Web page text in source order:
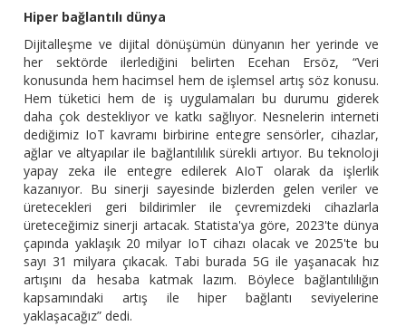
Hiper bağlantılı dünya
Dijitalleşme ve dijital dönüşümün dünyanın her yerinde ve
her sektörde ilerlediğini belirten Ecehan Ersöz, “Veri
konusunda hem hacimsel hem de işlemsel artış söz konusu.
Hem tüketici hem de iş uygulamaları bu durumu giderek
daha çok destekliyor ve katkı sağlıyor. Nesnelerin interneti
dediğimiz IoT kavramı birbirine entegre sensörler, cihazlar,
ağlar ve altyapılar ile bağlantılılık sürekli artıyor. Bu teknoloji
yapay zeka ile entegre edilerek AIoT olarak da işlerlik
kazanıyor. Bu sinerji sayesinde bizlerden gelen veriler ve
üretecekleri geri bildirimler ile çevremizdeki cihazlarla
üreteceğimiz sinerji artacak. Statista'ya göre, 2023'te dünya
çapında yaklaşık 20 milyar IoT cihazı olacak ve 2025'te bu
sayı 31 milyara çıkacak. Tabi burada 5G ile yaşanacak hız
artışını da hesaba katmak lazım. Böylece bağlantılılığın
kapsamındaki artış ile hiper bağlantı seviyelerine
yaklaşacağız” dedi.